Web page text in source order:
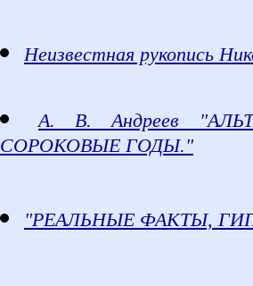
Неизвестная рукопись
А. В. Андреев
СОРОКОВЫЕ ГОДЫ."
"РЕАЛЬНЫЕ ФАКТЫ,